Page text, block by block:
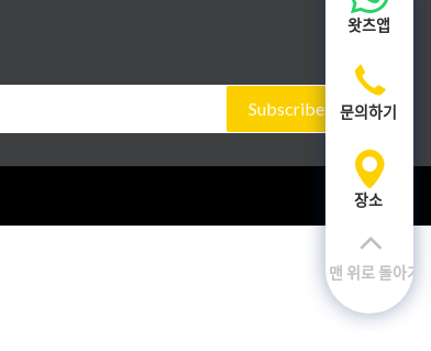
Subscribe
왓츠앱
문의하기
장소
맨 위로 돌아가